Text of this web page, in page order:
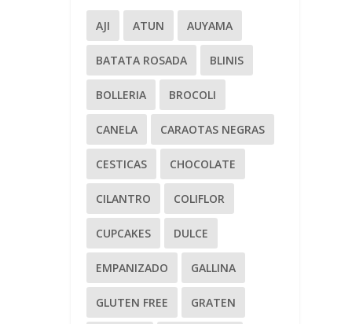
AJI ATUN AUYAMA
BATATA ROSADA BLINIS
BOLLERIA BROCOLI
CANELA CARAOTAS NEGRAS
CESTICAS CHOCOLATE
CILANTRO COLIFLOR
CUPCAKES DULCE
EMPANIZADO GALLINA
GLUTEN FREE GRATEN